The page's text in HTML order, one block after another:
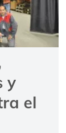
y
el